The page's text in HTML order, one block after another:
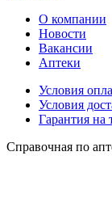
О компании
Новости
Вакансии
Аптеки
Условия
Условия
Гарантия на
Справочная по